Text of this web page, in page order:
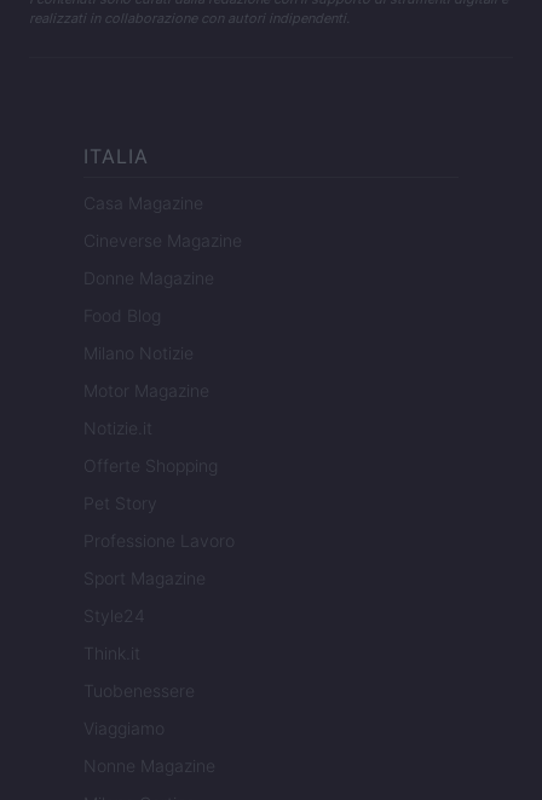
realizzati in collaborazione con autori indipendenti.
ITALIA
Casa Magazine
Cineverse Magazine
Donne Magazine
Food Blog
Milano Notizie
Motor Magazine
Notizie.it
Offerte Shopping
Pet Story
Professione Lavoro
Sport Magazine
Style24
Think.it
Tuobenessere
Viaggiamo
Nonne Magazine